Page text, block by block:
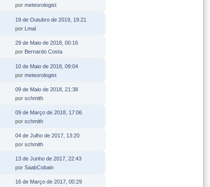
por meteorologist
19 de Outubro de 2019, 19:21
por Lmal
29 de Maio de 2018, 00:16
por Bernardo Costa
10 de Maio de 2018, 09:04
por meteorologist
09 de Maio de 2018, 21:38
por schmith
09 de Março de 2018, 17:06
por schmith
04 de Julho de 2017, 13:20
por schmith
13 de Junho de 2017, 22:43
por SaabCobain
16 de Março de 2017, 00:29